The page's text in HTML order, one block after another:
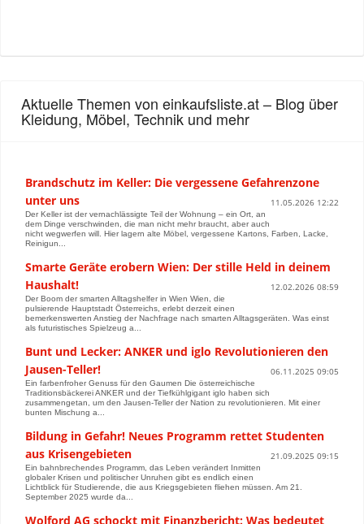
Aktuelle Themen von einkaufsliste.at – Blog über
Kleidung, Möbel, Technik und mehr
Brandschutz im Keller: Die vergessene Gefahrenzone
unter uns
11.05.2026 12:22
Der Keller ist der vernachlässigte Teil der Wohnung – ein Ort, an
dem Dinge verschwinden, die man nicht mehr braucht, aber auch
nicht wegwerfen will. Hier lagern alte Möbel, vergessene Kartons, Farben, Lacke,
Reinigun...
Smarte Geräte erobern Wien: Der stille Held in deinem
Haushalt!
12.02.2026 08:59
Der Boom der smarten Alltagshelfer in Wien Wien, die
pulsierende Hauptstadt Österreichs, erlebt derzeit einen
bemerkenswerten Anstieg der Nachfrage nach smarten Alltagsgeräten. Was einst
als futuristisches Spielzeug a...
Bunt und Lecker: ANKER und iglo Revolutionieren den
Jausen-Teller!
06.11.2025 09:05
Ein farbenfroher Genuss für den Gaumen Die österreichische
Traditionsbäckerei ANKER und der Tiefkühlgigant iglo haben sich
zusammengetan, um den Jausen-Teller der Nation zu revolutionieren. Mit einer
bunten Mischung a...
Bildung in Gefahr! Neues Programm rettet Studenten
aus Krisengebieten
21.09.2025 09:15
Ein bahnbrechendes Programm, das Leben verändert Inmitten
globaler Krisen und politischer Unruhen gibt es endlich einen
Lichtblick für Studierende, die aus Kriegsgebieten fliehen müssen. Am 21.
September 2025 wurde da...
Wolford AG schockt mit Finanzbericht: Was bedeutet